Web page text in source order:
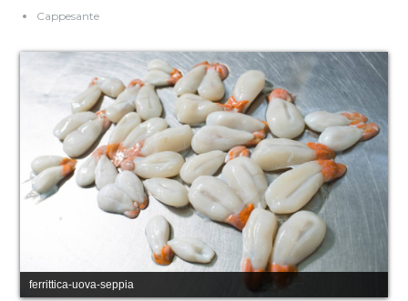
Cappesante
ferrittica-uova-seppia